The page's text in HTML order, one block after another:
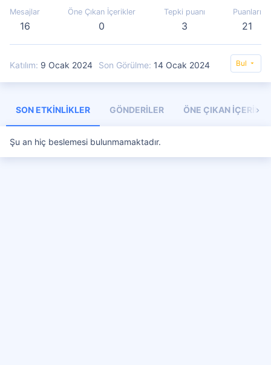
Mesajlar
16
Öne Çıkan İçerikler
0
Tepki puanı
3
Puanları
21
Katılım 9 Ocak 2024 Son Görülme 14 Ocak 2024 Bul
SON ETKINLIKLER GÖNDERILER ÖNE ÇIKAN
Şu an hiç beslemesi bulunmamaktadır.